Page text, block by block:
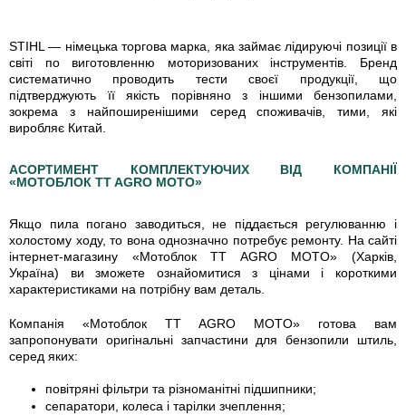
STIHL — німецька торгова марка, яка займає лідируючі позиції в
світі по виготовленню моторизованих інструментів. Бренд
систематично проводить тести своєї продукції, що
підтверджують її якість порівняно з іншими бензопилами,
зокрема з найпоширенішими серед споживачів, тими, які
виробляє Китай.
АСОРТИМЕНТ КОМПЛЕКТУЮЧИХ ВІД КОМПАНІЇ
«МОТОБЛОК TT AGRO MOTO»
Якщо пила погано заводиться, не піддається регулюванню і
холостому ходу, то вона однозначно потребує ремонту. На сайті
інтернет-магазину «Мотоблок TT AGRO MOTO» (Харків,
Україна) ви зможете ознайомитися з цінами і короткими
характеристиками на потрібну вам деталь.
Компанія «Мотоблок TT AGRO MOTO» готова вам
запропонувати оригінальні запчастини для бензопили штиль,
серед яких:
повітряні фільтри та різноманітні підшипники;
сепаратори, колеса і тарілки зчеплення;